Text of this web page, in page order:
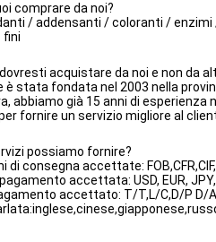
comprare da noi?
/ addensanti / coloranti /
fini
acquistare da noi e non da
è stata fondata nel 2003 nella
abbiamo già 15 anni di
fornire un servizio migliore al
possiamo fornire?
di consegna accettate:
accettata: USD, EUR, JPY,
accettato: T/T,L/C,D/P D/